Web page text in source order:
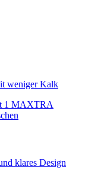
weniger Kalk
klares Design